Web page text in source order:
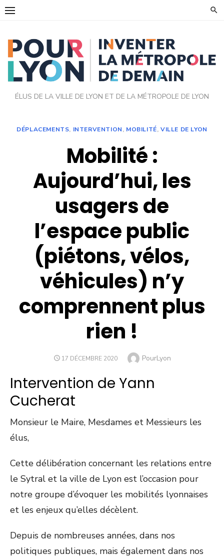
Skip
ÉLUS DE LA VILLE DE LYON ET DE LA MÉTROPOLE DE LYON
DÉPLACEMENTS, INTERVENTION, MOBILITÉ, VILLE DE LYON
Mobilité :
Aujourd’hui, les
usagers de
l’espace public
(piétons, vélos,
véhicules) n’y
comprennent plus
rien !
POSTED
17 DÉCEMBRE 2020 Author
PourLyon
Intervention de Yann
Cucherat
Monsieur le Maire, Mesdames et Messieurs les
élus,
Cette délibération concernant les relations entre
le Sytral et la ville de Lyon est l’occasion pour
notre groupe d’évoquer les mobilités lyonnaises
et les enjeux qu’elles décèlent.
Depuis de nombreuses années, dans nos
politiques publiques, mais également dans nos